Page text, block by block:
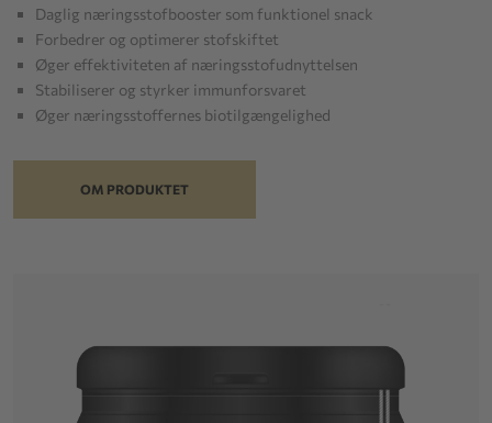
Daglig næringsstofbooster som funktionel snack
Forbedrer og optimerer stofskiftet
Øger effektiviteten af næringsstofudnyttelsen
Stabiliserer og styrker immunforsvaret
Øger næringsstoffernes biotilgængelighed
OM PRODUKTET